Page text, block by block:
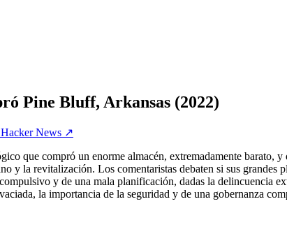
Pine Bluff, Arkansas (2022)
News ↗
que compró un enorme almacén, extremadamente barato,
y la revitalización. Los comentaristas debaten si sus
y de una mala planificación, dadas la delincuencia
la importancia de la seguridad y de una gobernanza